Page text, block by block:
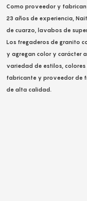
Como proveedor y
23 años de experiencia,
de cuarzo, lavabos de
Los fregaderos de granito
y agregan color y carácter
variedad de estilos,
fabricante y proveedor de
de alta calidad.